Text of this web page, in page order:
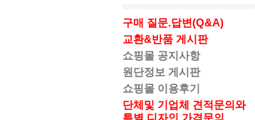
구매 질문.답변(Q&A)
교환&반품 게시판
쇼핑몰 공지사항
원단정보 게시판
쇼핑몰 이용후기
단체및 기업체 견적문의와
특별 디자인 가격문의